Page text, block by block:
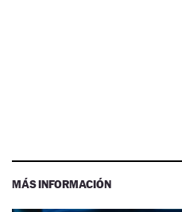
MÁS INFORMACIÓN